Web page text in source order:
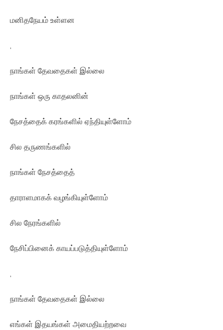
மனிதநேயம் உள்ளன
,
நாங்கள் தேவதைகள் இல்லை
நாங்கள் ஒரு காதலனின்
நேசத்தைக் கரங்களில் ஏந்தியுள்ளோம்
சில தருணங்களில்
நாங்கள் நேசத்தைத்
தாராளமாகக் வழங்கியுள்ளோம்
சில நேரங்களில்
நேசிப்பினைக் காயப்படுத்தியுள்ளோம்
,
நாங்கள் தேவதைகள் இல்லை
எங்கள் இதயங்கள் அமைதியற்றவை